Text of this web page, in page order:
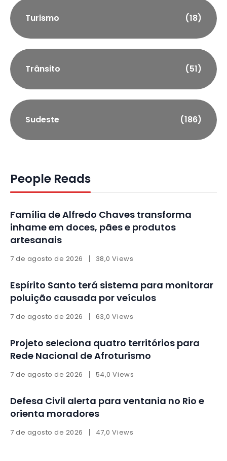
Turismo (18)
Trânsito (51)
Sudeste (186)
People Reads
Família de Alfredo Chaves transforma
inhame em doces, pães e produtos
artesanais
7 de agosto de 2026 38,0 Views
Espírito Santo terá sistema para monitorar
poluição causada por veículos
7 de agosto de 2026 63,0 Views
Projeto seleciona quatro territórios para
Rede Nacional de Afroturismo
7 de agosto de 2026 54,0 Views
Defesa Civil alerta para ventania no Rio e
orienta moradores
7 de agosto de 2026 47,0 Views